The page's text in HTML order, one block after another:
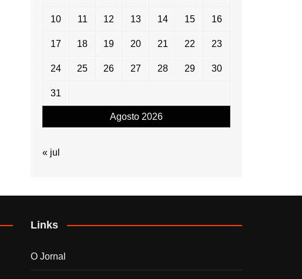
Agosto 2026
10 11 12 13 14 15 16
17 18 19 20 21 22 23
24 25 26 27 28 29 30
31
« jul
Links
O Jornal